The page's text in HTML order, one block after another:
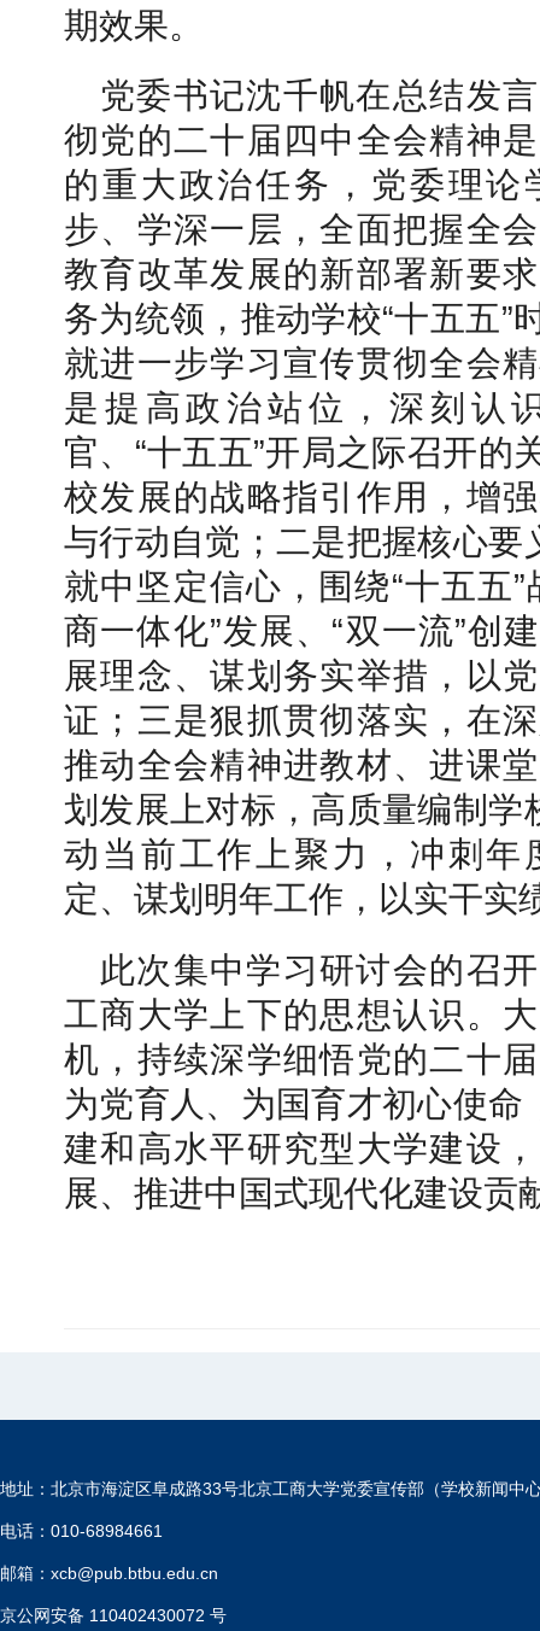
期效果。
党委书记沈千帆在总结发
彻党的二十届四中全会精神
的重大政治任务，党委理论
步、学深一层，全面把握全
教育改革发展的新部署新要
务为统领，推动学校“十五五”
就进一步学习宣传贯彻全会
是提高政治站位，深刻认
官、“十五五”开局之际召开的
校发展的战略指引作用，增
与行动自觉；二是把握核心要
就中坚定信心，围绕“十五五
商一体化”发展、“双一流”创
展理念、谋划务实举措，以
证；三是狠抓贯彻落实，在
推动全会精神进教材、进课
划发展上对标，高质量编制学
动当前工作上聚力，冲刺年
定、谋划明年工作，以实干实
此次集中学习研讨会的召
工商大学上下的思想认识。
机，持续深学细悟党的二十
为党育人、为国育才初心使命
建和高水平研究型大学建设
展、推进中国式现代化建设贡
地址：北京市海淀区阜成路33号北京工商大学党委宣传部（学校新闻中
电话：010-68984661
邮箱：xcb@pub.btbu.edu.cn
京公网安备 110402430072 号